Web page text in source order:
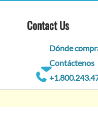
Contact Us
Dónde
Contáctenos